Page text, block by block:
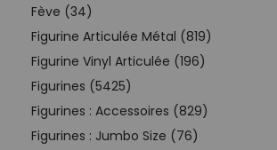
Fève (34)
Figurine Articulée Métal (819)
Figurine Vinyl Articulée (196)
Figurines (5425)
Figurines : Accessoires (829)
Figurines : Jumbo Size (76)